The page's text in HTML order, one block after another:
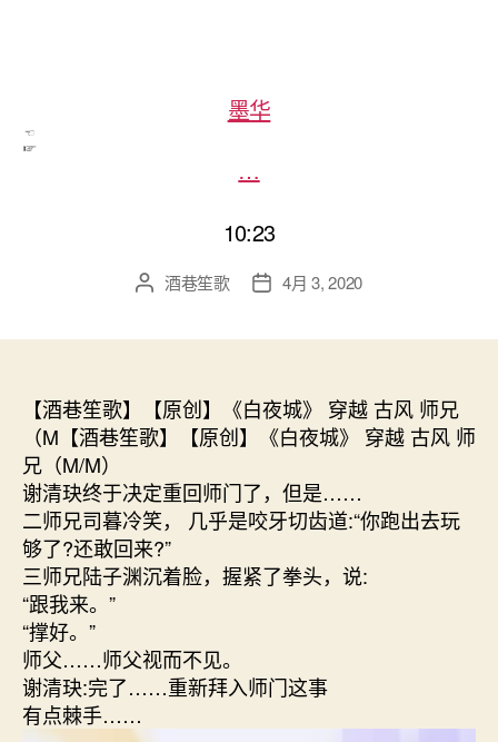
墨华
…
10:23
文 酒巷笙歌
发 4月 3, 2020
【酒巷笙歌】【原创】《白夜城》 穿越 古风 师兄
（M【酒巷笙歌】【原创】《白夜城》 穿越 古风 师
兄（M/M）
谢清玦终于决定重回师门了，但是……
二师兄司暮冷笑， 几乎是咬牙切齿道:“你跑出去玩
够了?还敢回来?”
三师兄陆子渊沉着脸，握紧了拳头，说:
“跟我来。”
“撑好。”
师父……师父视而不见。
谢清玦:完了……重新拜入师门这事
有点棘手……